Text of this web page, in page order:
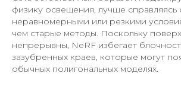
физику освещения, лучше справляясь
неравномерными или резкими
чем старые методы. Поскольку
непрерывны, NeRF избегает
зазубренных краев, которые могут
обычных полигональных моделях.